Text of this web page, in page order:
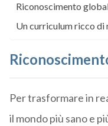
Riconoscimento
Un curriculum ricco di
Per trasformare in
il mondo più sano e